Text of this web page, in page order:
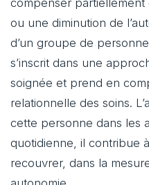
ou une diminution de
d’un groupe de
s’inscrit dans une
soignée et prend en
relationnelle des soins.
cette personne dans les
quotidienne, il contribue
recouvrer, dans la